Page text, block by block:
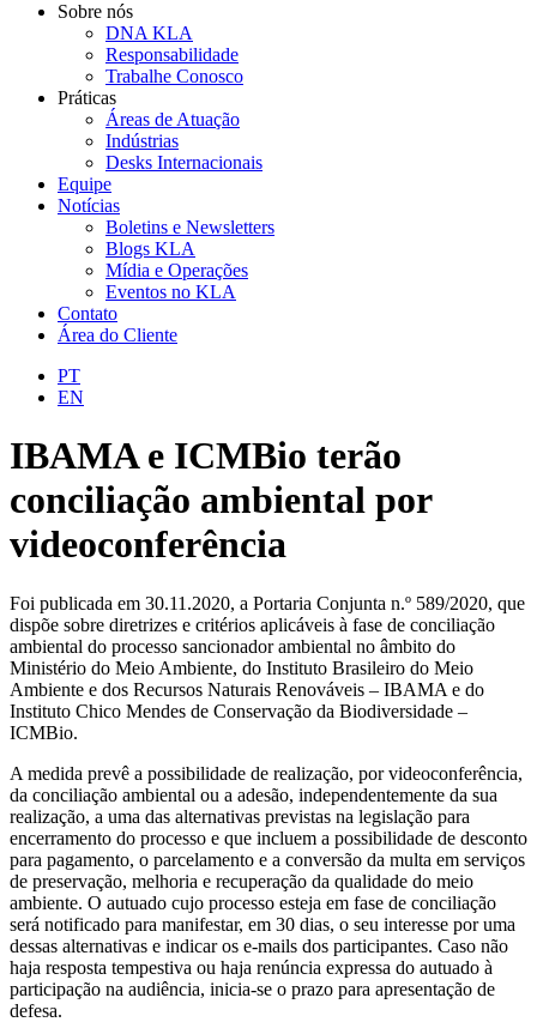
Sobre nós
DNA KLA
Responsabilidade
Trabalhe Conosco
Práticas
Áreas de Atuação
Indústrias
Desks Internacionais
Equipe
Notícias
Boletins e Newsletters
Blogs KLA
Mídia e Operações
Eventos no KLA
Contato
Área do Cliente
PT
EN
IBAMA e ICMBio terão
conciliação ambiental por
videoconferência
Foi publicada em 30.11.2020, a Portaria Conjunta n.º 589/2020, que
dispõe sobre diretrizes e critérios aplicáveis à fase de conciliação
ambiental do processo sancionador ambiental no âmbito do
Ministério do Meio Ambiente, do Instituto Brasileiro do Meio
Ambiente e dos Recursos Naturais Renováveis – IBAMA e do
Instituto Chico Mendes de Conservação da Biodiversidade –
ICMBio.
A medida prevê a possibilidade de realização, por videoconferência,
da conciliação ambiental ou a adesão, independentemente da sua
realização, a uma das alternativas previstas na legislação para
encerramento do processo e que incluem a possibilidade de desconto
para pagamento, o parcelamento e a conversão da multa em serviços
de preservação, melhoria e recuperação da qualidade do meio
ambiente. O autuado cujo processo esteja em fase de conciliação
será notificado para manifestar, em 30 dias, o seu interesse por uma
dessas alternativas e indicar os e-mails dos participantes. Caso não
haja resposta tempestiva ou haja renúncia expressa do autuado à
participação na audiência, inicia-se o prazo para apresentação de
defesa.